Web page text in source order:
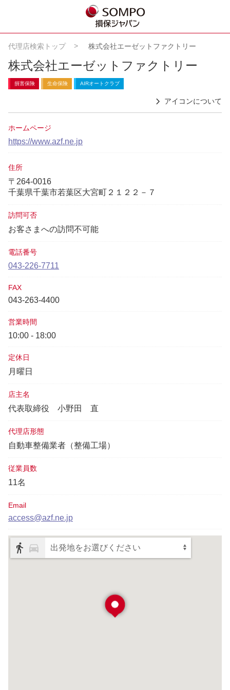
代理店検索トップ 株式会社エーゼットファクトリー
株式会社エーゼットファクトリー
損害保険 生命保険 AIRオートクラブ
アイコンについて
ホームページ
https://www.azf.ne.jp
住所
〒264-0016
千葉県千葉市若葉区大宮町２１２２－７
訪問可否
お客さまへの訪問不可能
電話番号
043-226-7711
FAX
043-263-4400
営業時間
10:00 - 18:00
定休日
月曜日
店主名
代表取締役 小野田 直
代理店形態
自動車整備業者（整備工場）
従業員数
11名
Email
access@azf.ne.jp
出発地をお選びください